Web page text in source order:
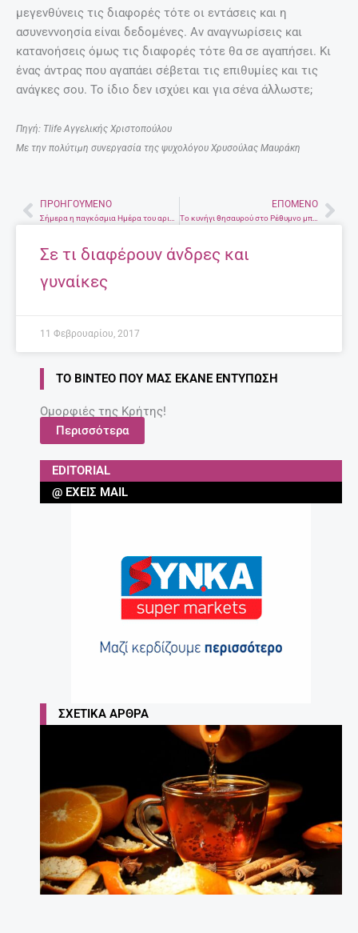
μεγενθύνεις τις διαφορές τότε οι εντάσεις και η
ασυνεννοησία είναι δεδομένες. Αν αναγνωρίσεις και
κατανοήσεις όμως τις διαφορές τότε θα σε αγαπήσει. Κι
ένας άντρας που αγαπάει σέβεται τις επιθυμίες και τις
ανάγκες σου. Το ίδιο δεν ισχύει και για σένα άλλωστε;
Πηγή: Tlife Αγγελικής Χριστοπούλου
Με την πολύτιμη συνεργασία της ψυχολόγου Χρυσούλας Μαυράκη
Prev
ΠΡΟΗΓΟΎΜΕΝΟ ΕΠΌΜΕΝΟ
Το κυνήγι θησαυρού στο Ρέθυμνο μπαίνει στο Ρεκόρ Guinness
Σε τι διαφέρουν άνδρες και
γυναίκες
11 Φεβρουαρίου, 2017
ΤΟ ΒΊΝΤΕΟ ΠΟΥ ΜΑΣ ΈΚΑΝΕ ΕΝΤΎΠΩΣΗ
Ομορφιές της Κρήτης!
Περισσότερα
EDITORIAL
@ ΈΧΕΙΣ MAIL
ΣΧΕΤΙΚΆ ΆΡΘΡΑ